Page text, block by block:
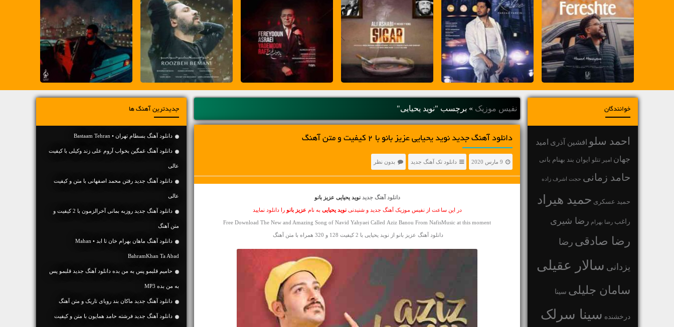
خوانندگان
احمد سلو افشین آذری امید
جهان امیر تتلو ایوان بند بهنام بانی
حامد زمانی حجت اشرف زاده
حمید عسکری حمید هیراد
راغب رضا بهرام رضا شیری
رضا صادقی رضا
یزدانی سالار عقیلی
سامان جلیلی سینا
درخشنده سینا سرلک
نفیس موزیک » برچسب "نوید یحیایی"
دانلود آهنگ جديد نوید یحیایی عزیز بانو با 2 کیفیت و متن آهنگ
9 مارس 2020 دانلود تک آهنگ جدید بدون نظر
دانلود آهنگ جدید نوید یحیایی عزیز بانو
در این ساعت از نفیس موزیک آهنگ جدید و شنیدنینوید یحیایی به نام عزیز بانو را دانلود نمایید
Free Download The New and Amazing Song of Navid Yahyaei Called Aziz Banou From NafisMusic at this moment
دانلود آهنگ عزیز بانو از نوید یحیایی با 2 کیفیت 128 و 320 همراه با متن آهنگ
جدیدترین آهنگ ها
دانلود آهنگ بسطام تهران • Bastaam Tehran
دانلود آهنگ غمگین بخواب آروم علی زند وکیلی با کیفیت
عالی
دانلود آهنگ جديد رفتن محمد اصفهانی با متن و کیفیت
عالی
دانلود آهنگ جديد روزبه بمانی آخرالزمون با 2 کیفیت و
متن آهنگ
دانلود آهنگ ماهان بهرام خان تا ابد • Mahan
BahramKhan Ta Abad
حامیم قلبمو پس به من بده دانلود آهنگ جدید قلبمو پس
به من بده MP3
دانلود آهنگ جديد ماکان بند رویای تاریک و متن آهنگ
دانلود آهنگ جديد فرشته حامد همایون با متن و کیفیت